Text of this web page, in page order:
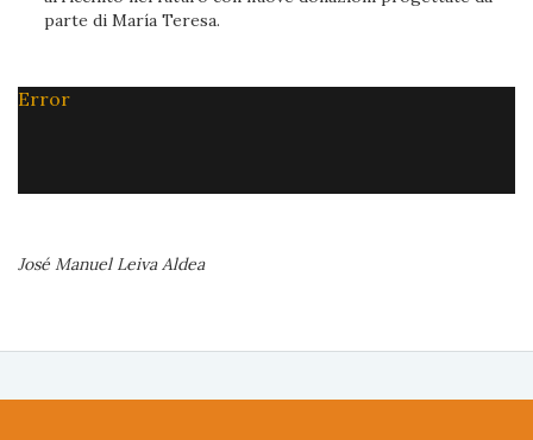
parte di María Teresa.
Error
José Manuel Leiva Aldea